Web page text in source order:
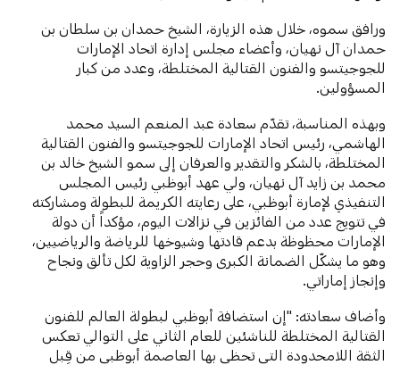
ورافق سموه، خلال هذه الزيارة، الشيخ حمدان بن سلطان بن
حمدان آل نهيان، وأعضاء مجلس إدارة اتحاد الإمارات
للجوجيتسو والفنون القتالية المختلطة، وعدد من كبار
المسؤولين.
وبهذه المناسبة، تقدّم سعادة عبد المنعم السيد محمد
الهاشمي، رئيس اتحاد الإمارات للجوجيتسو والفنون القتالية
المختلطة، بالشكر والتقدير والعرفان إلى سمو الشيخ خالد بن
محمد بن زايد آل نهيان، ولي عهد أبوظبي رئيس المجلس
التنفيذي لإمارة أبوظبي، على رعايته الكريمة للبطولة ومشاركته
في تتويج عدد من الفائزين في نزالات اليوم، مؤكداً أن دولة
الإمارات محظوظة بدعم قادتها وشيوخها للرياضة والرياضيين،
وهو ما يشكّل الضمانة الكبرى وحجر الزاوية لكل تألق ونجاح
وإنجاز إماراتي.
وأضاف سعادته: "إن استضافة أبوظبي لبطولة العالم للفنون
القتالية المختلطة للناشئين للعام الثاني على التوالي تعكس
الثقة اللامحدودة التي تحظى بها العاصمة أبوظبي من قِبل